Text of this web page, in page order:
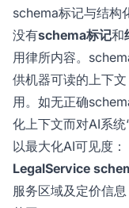
schema标记与结构
没有schema标记和
用律所内容。
供机器可读的上下
用。如无正确
化上下文而对AI系
以最大化AI可见度：
LegalService
服务区域及定价信